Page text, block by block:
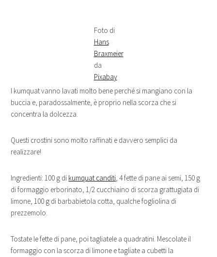
Foto di
Hans
Braxmeier
da
Pixabay
I kumquat vanno lavati molto bene perché si mangiano con la
buccia e, paradossalmente, è proprio nella scorza che si
concentra la dolcezza.
Questi crostini sono molto raffinati e davvero semplici da
realizzare!
Ingredienti: 100 g di kumquat canditi, 4 fette di pane ai semi, 150 g
di formaggio erborinato, 1/2 cucchiaino di scorza grattugiata di
limone, 100 g di barbabietola cotta, qualche fogliolina di
prezzemolo.
Tostate le fette di pane, poi tagliatele a quadratini. Mescolate il
formaggio con la scorza di limone e tagliate a cubetti la